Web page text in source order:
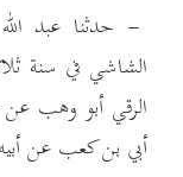
- حدثنا عبد
الشاشي في سنة
الرقي أبو وهب
أبي بن كعب عن